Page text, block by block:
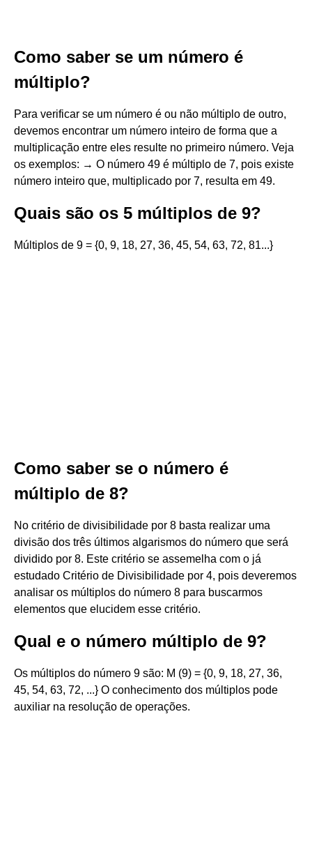
Como saber se um número é
múltiplo?
Para verificar se um número é ou não múltiplo de outro,
devemos encontrar um número inteiro de forma que a
multiplicação entre eles resulte no primeiro número. Veja
os exemplos: → O número 49 é múltiplo de 7, pois existe
número inteiro que, multiplicado por 7, resulta em 49.
Quais são os 5 múltiplos de 9?
Múltiplos de 9 = {0, 9, 18, 27, 36, 45, 54, 63, 72, 81...}
Como saber se o número é
múltiplo de 8?
No critério de divisibilidade por 8 basta realizar uma
divisão dos três últimos algarismos do número que será
dividido por 8. Este critério se assemelha com o já
estudado Critério de Divisibilidade por 4, pois deveremos
analisar os múltiplos do número 8 para buscarmos
elementos que elucidem esse critério.
Qual e o número múltiplo de 9?
Os múltiplos do número 9 são: M (9) = {0, 9, 18, 27, 36,
45, 54, 63, 72, ...} O conhecimento dos múltiplos pode
auxiliar na resolução de operações.